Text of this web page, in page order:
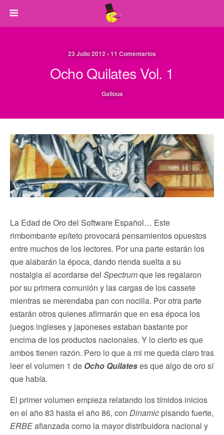
23 Julio 2012 • 11 Comentarios
Ocho Quilates Vol. 1
Galious
La Edad de Oro del Software Español… Este
rimbombante epíteto provocará pensamientos opuestos
entre muchos de los lectores. Por una parte estarán los
que alabarán la época, dando rienda suelta a su
nostalgia al acordarse del Spectrumque les regalaron
por su primera comunión y las cargas de los cassete
mientras se merendaba pan con nocilla. Por otra parte
estarán otros quienes afirmarán que en esa época los
juegos ingleses y japoneses estaban bastante por
encima de los productos nacionales. Y lo cierto es que
ambos tienen razón. Pero lo que a mi me queda claro tras
leer el volumen 1 de Ocho Quilateses que algo de oro sí
que había.
El primer volumen empieza relatando los tímidos inicios
en el año 83 hasta el año 86, con Dinamic pisando fuerte,
ERBEafianzada como la mayor distribuidora nacional y